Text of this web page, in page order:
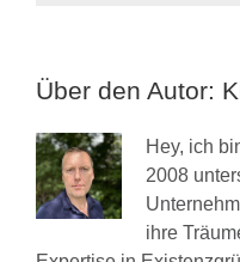
Über den Autor:
Hey, ich
2008
ihre